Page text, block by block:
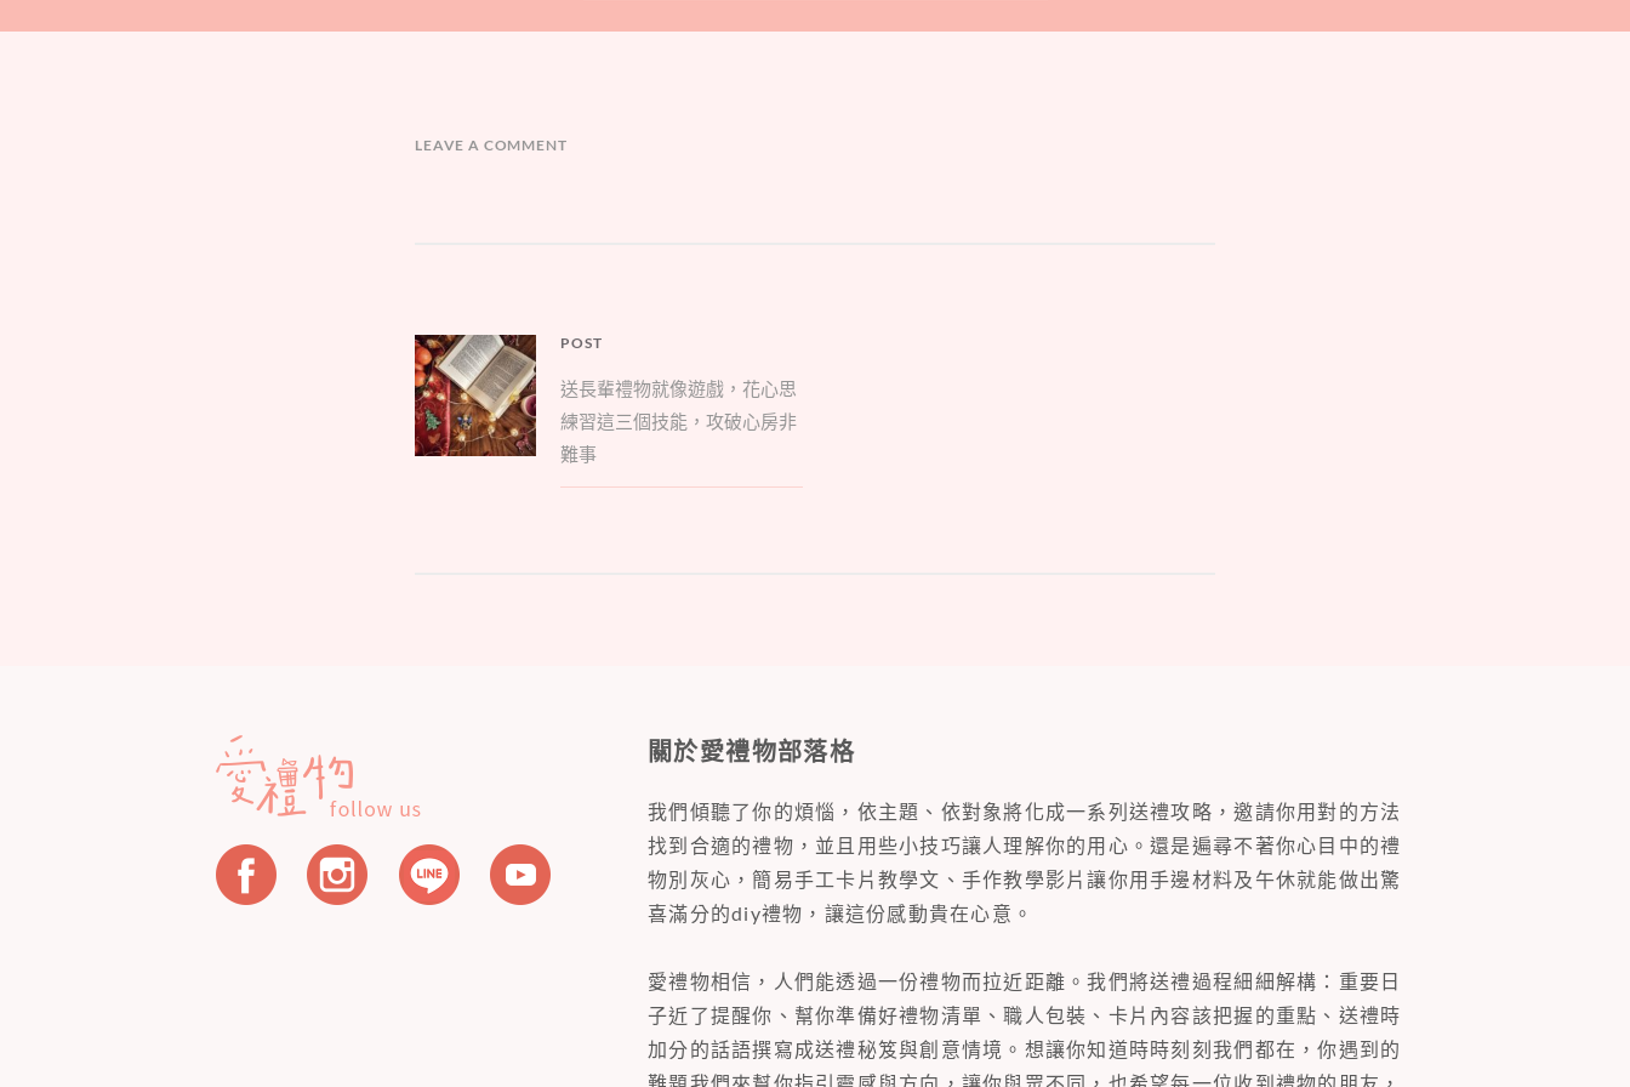
LEAVE A COMMENT
文
章
導
覽
POST
Parent
post:
送長輩禮物就像遊戲，花心思
練習這三個技能，攻破心房非
難事
關於愛禮物部落格
我們傾聽了你的煩惱，依主題、依對象將化成一系列送禮攻略，邀請你用對的方法
找到合適的禮物，並且用些小技巧讓人理解你的用心。還是遍尋不著你心目中的禮
物別灰心，簡易手工卡片教學文、手作教學影片讓你用手邊材料及午休就能做出驚
喜滿分的diy禮物，讓這份感動貴在心意。
愛禮物相信，人們能透過一份禮物而拉近距離。我們將送禮過程細細解構：重要日
子近了提醒你、幫你準備好禮物清單、職人包裝、卡片內容該把握的重點、送禮時
加分的話語撰寫成送禮秘笈與創意情境。想讓你知道時時刻刻我們都在，你遇到的